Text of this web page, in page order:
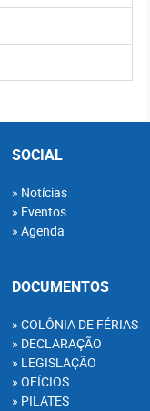
SOCIAL
Notícias
Eventos
Agenda
DOCUMENTOS
COLÔNIA DE FÉRIAS
DECLARAÇÃO
LEGISLAÇÃO
OFÍCIOS
PILATES